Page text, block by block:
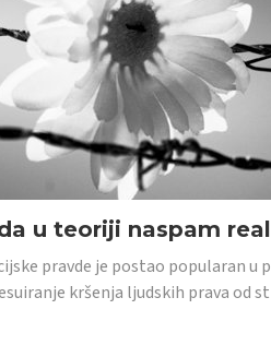
u teoriji naspam
pravde je postao popularan
kršenja ljudskih prava